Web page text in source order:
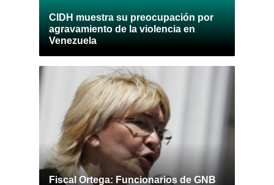
CIDH muestra su preocupación por
agravamiento de la violencia en
Venezuela
Fiscal Ortega: Funcionarios de GNB